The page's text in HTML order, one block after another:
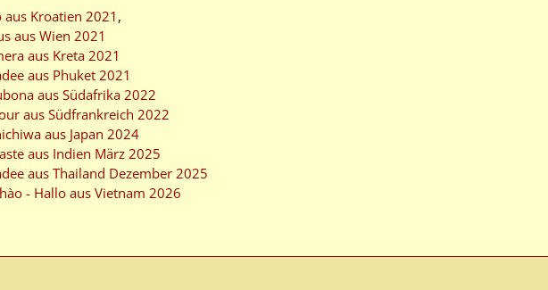
aus Kroatien 2021,
aus Wien 2021
aus Kreta 2021
aus Phuket 2021
aus Südafrika 2022
aus Südfrankreich 2022
aus Japan 2024
aus Indien März 2025
aus Thailand Dezember 2025
- Hallo aus Vietnam 2026